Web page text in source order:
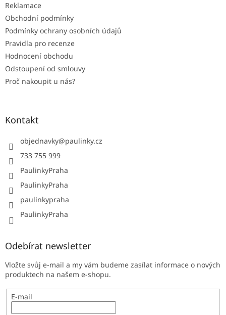
Reklamace
Obchodní podmínky
Podmínky ochrany osobních údajů
Pravidla pro recenze
Hodnocení obchodu
Odstoupení od smlouvy
Proč nakoupit u nás?
Kontakt
objednavky@paulinky.cz
733 755 999
PaulinkyPraha
PaulinkyPraha
paulinkypraha
PaulinkyPraha
Odebírat newsletter
Vložte svůj e-mail a my vám budeme zasílat informace o nových
produktech na našem e-shopu.
E-mail